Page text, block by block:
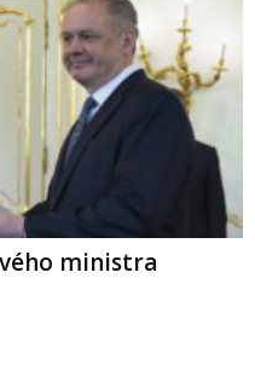
ministra